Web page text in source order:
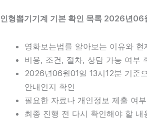
인형뽑기기계 기본 확인 목록 2026년06
영화보는법를 알아보는 이유와
비용, 조건, 절차, 상담 가능 여부
2026년06월01일 13시12분 기준
안내인지 확인
필요한 자료나 개인정보 제출 여
최종 진행 전 다시 확인해야 할 내